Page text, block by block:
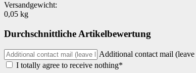
Versandgewicht:
0,05 kg
Durchschnittliche Artikelbewertung
Additional contact mail
I totally agree to receive nothing*